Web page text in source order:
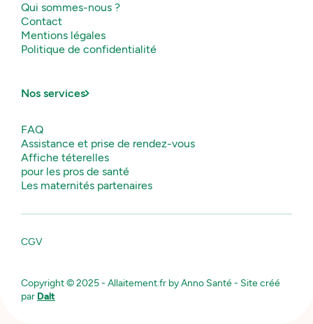
Qui sommes-nous ?
Contact
Mentions légales
Politique de confidentialité
Nos services
FAQ
Assistance et prise de rendez-vous
Affiche téterelles
pour les pros de santé
Les maternités partenaires
CGV
Copyright © 2025 - Allaitement.fr by Anno Santé - Site créé
par Dalt